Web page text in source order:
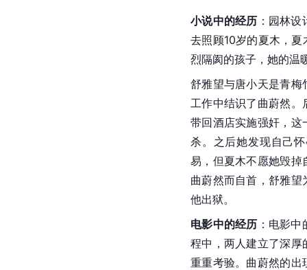
小说中的经历 ：园林
去照顾10岁的夏木，
烈隔阂的孩子，她的温
舒雅望与唐小天是青梅
工作中结识了曲蔚然
带回酒店实施强奸，这
杀。之后她发现自己
易，但夏木不愿她毁掉
曲蔚然而自首，舒雅
他出狱。
电影中的经历 ：电影
程中，两人建立了深厚
重重考验。曲蔚然的出